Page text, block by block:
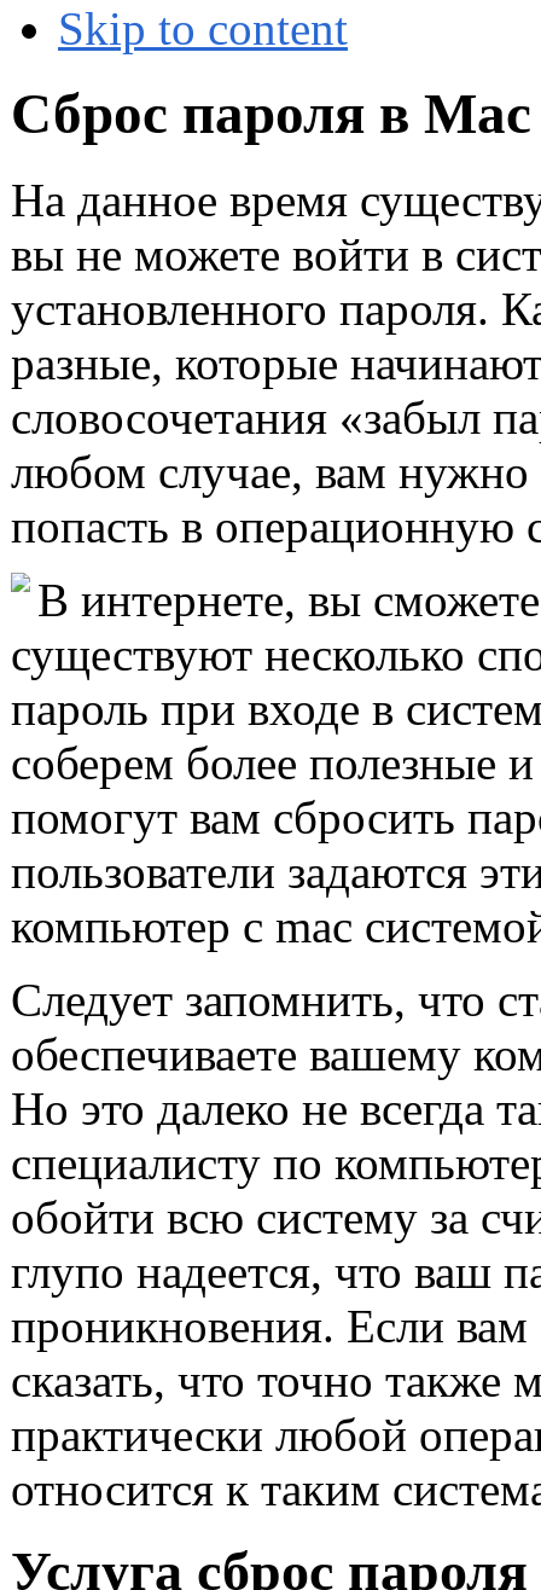
Skip to content
Сброс пароля в
На данное время
вы не можете войти в
установленного пароля.
разные, которые
словосочетания «забыл
любом случае, вам нужно
попасть в операционную
В интернете, вы
существуют несколько
пароль при входе в
соберем более полезные
помогут вам сбросить
пользователи задаются
компьютер с mac
Следует запомнить, что
обеспечиваете вашему
Но это далеко не всегда
специалисту по
обойти всю систему за
глупо надеется, что ваш
проникновения. Если вам
сказать, что точно
практически любой
относится к таким
Услуга сброс